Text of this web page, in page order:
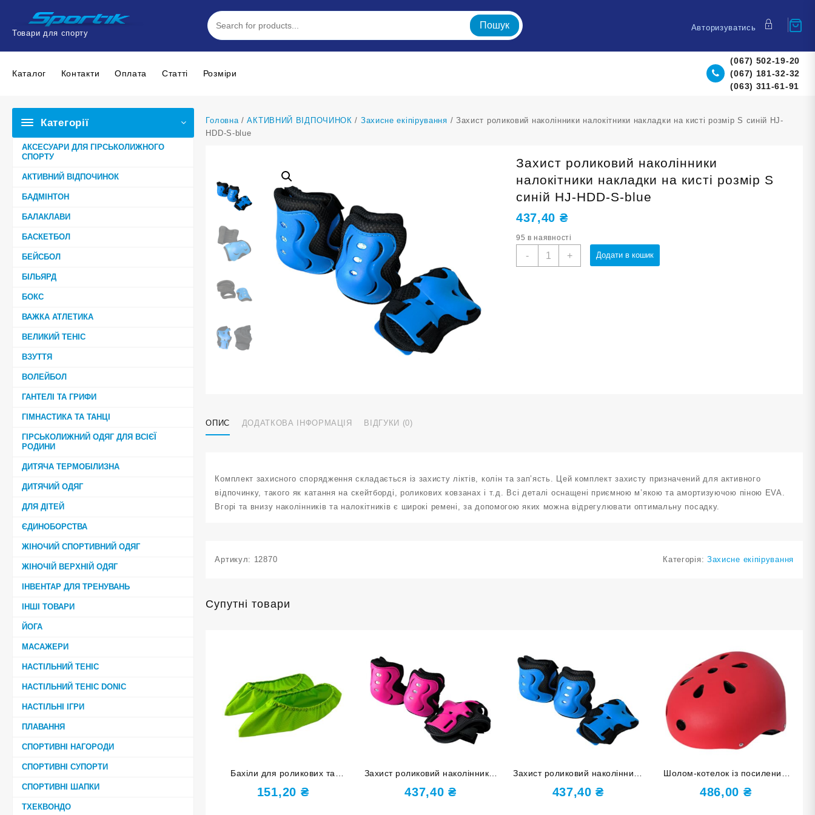
вмістуТовари для спорту
Пошук Авторизуватись
Каталог Контакти Оплата Статтi Розміри
(067) 502-19-20
(067) 181-32-32
(063) 311-61-91
Категорії
АКСЕСУАРИ ДЛЯ ГІРСЬКОЛИЖНОГО
СПОРТУ
АКТИВНИЙ ВІДПОЧИНОК
БАДМІНТОН
БАЛАКЛАВИ
БАСКЕТБОЛ
БЕЙСБОЛ
БІЛЬЯРД
БОКС
ВАЖКА АТЛЕТИКА
ВЕЛИКИЙ ТЕНІС
ВЗУТТЯ
ВОЛЕЙБОЛ
ГАНТЕЛІ ТА ГРИФИ
ГІМНАСТИКА ТА ТАНЦІ
ГІРСЬКОЛИЖНИЙ ОДЯГ ДЛЯ ВСІЄЇ
РОДИНИ
ДИТЯЧА ТЕРМОБІЛИЗНА
ДИТЯЧИЙ ОДЯГ
ДЛЯ ДІТЕЙ
ЄДИНОБОРСТВА
ЖІНОЧИЙ СПОРТИВНИЙ ОДЯГ
ЖІНОЧІЙ ВЕРХНІЙ ОДЯГ
ІНВЕНТАР ДЛЯ ТРЕНУВАНЬ
ІНШІ ТОВАРИ
ЙОГА
МАСАЖЕРИ
НАСТІЛЬНИЙ ТЕНІС
НАСТІЛЬНИЙ ТЕНІС DONIC
НАСТІЛЬНІ ІГРИ
ПЛАВАННЯ
СПОРТИВНІ НАГОРОДИ
СПОРТИВНІ СУПОРТИ
СПОРТИВНІ ШАПКИ
ТХЕКВОНДО
Головна /АКТИВНИЙ ВІДПОЧИНОК / Захисне екіпірування / Захист роликовий наколінники налокітники накладки на кисті розмір S синій HJ-
HDD-S-blue
Захист роликовий наколінники
налокітники накладки на кисті розмір S
синій HJ-HDD-S-blue
437,40 ₴
95 в наявності
-
Захист
+ Додати в кошик
ОПИС ДОДАТКОВА ІНФОРМАЦІЯ ВІДГУКИ (0)
Комплект захисного спорядження складається із захисту ліктів, колін та зап’ясть. Цей комплект захисту призначений для активного
відпочинку, такого як катання на скейтборді, роликових ковзанах і т.д. Всі деталі оснащені приємною м’якою та амортизуючою піною EVA.
Вгорі та внизу наколінників та налокітників є широкі ремені, за допомогою яких можна відрегулювати оптимальну посадку.
Артикул: 12870 Категорія: Захисне екіпірування
Супутні товари
Бахіли для роликових та
ледових ковзанів WGH
салатові
151,20 ₴
Захист роликовий наколінники,
налокітники, накладки на кисті
розмір S HJ-HDD-S-rose red
437,40₴
Захист роликовий наколінники
налокітники накладки на кисті
розмір L синій HJ-HDD-L-blue
437,40₴
Шолом-котелок із посиленим
захистом TK-MH1
486,00 ₴